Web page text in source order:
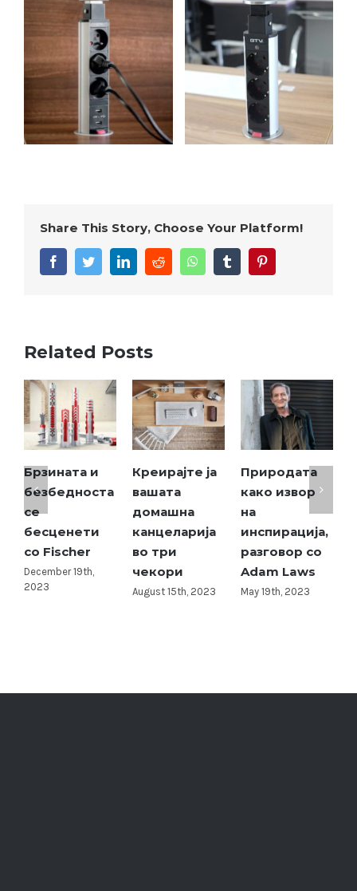
Share This Story, Choose Your Platform!
facebooktwitter linkedinreddit whatsapptumblr
Related Posts
Брзината и
безбедноста
се
бесценети
со Fischer
December 19th,
2023
Креирајте ја
вашата
домашна
канцеларија
во три
чекори
August 15th, 2023
Природата
како извор
на
инспирација,
разговор со
Adam Laws
May 19th, 2023